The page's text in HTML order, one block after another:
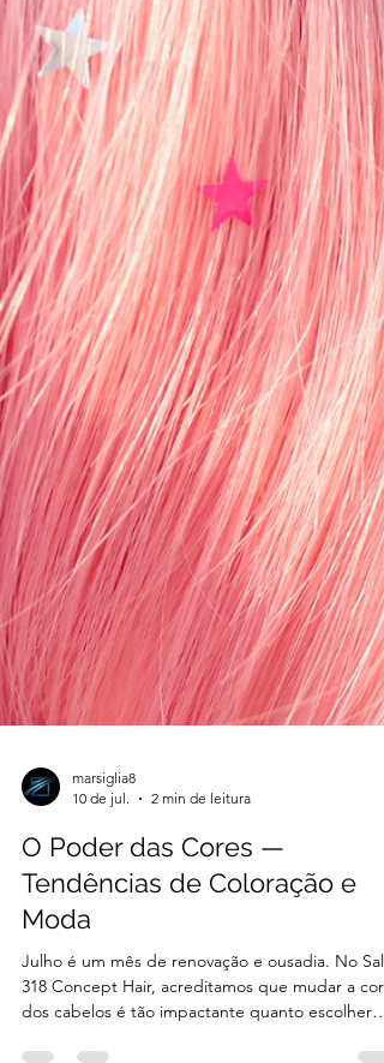
10 de jul.
2 min de leitura
O Poder das Cores —
Tendências de Coloração e
Moda
Julho é um mês de renovação e ousadia. No